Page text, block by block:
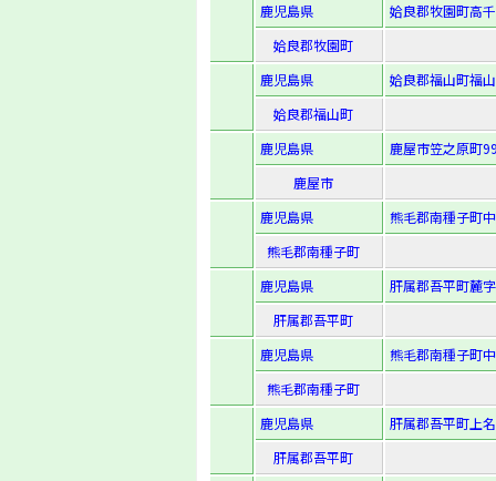
鹿児島県
姶良郡牧園町高
姶良郡牧園町
鹿児島県
姶良郡福山町福
姶良郡福山町
鹿児島県
鹿屋市笠之原町
鹿屋市
鹿児島県
熊毛郡南種子町
熊毛郡南種子町
鹿児島県
肝属郡吾平町麓
肝属郡吾平町
鹿児島県
熊毛郡南種子町
熊毛郡南種子町
鹿児島県
肝属郡吾平町上
肝属郡吾平町